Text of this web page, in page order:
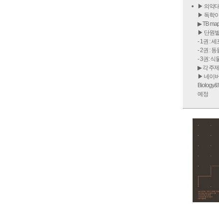
▶ 의약
▶ 독학
▶ TB
▶ 단원
- 1권 :
- 2권 : 동
- 3권: 식
▶ 각 주
▶ 네이버카
예정